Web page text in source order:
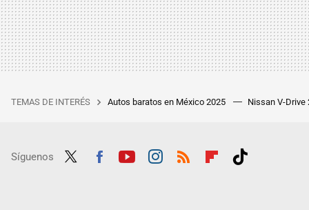
TEMAS DE INTERÉS Autos baratos en México 2025 Nissan V-Drive
Síguenos